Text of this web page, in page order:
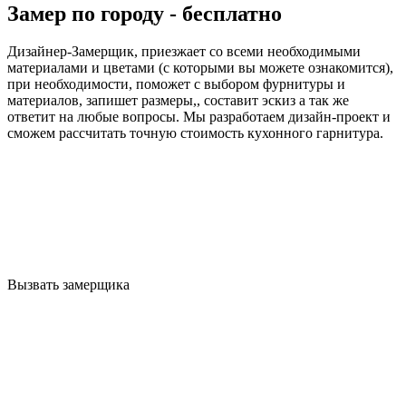
Замер по городу - бесплатно
Дизайнер-Замерщик, приезжает со всеми необходимыми
материалами и цветами (с которыми вы можете ознакомится),
при необходимости, поможет с выбором фурнитуры и
материалов, запишет размеры,, составит эскиз а так же
ответит на любые вопросы. Мы разработаем дизайн-проект и
сможем рассчитать точную стоимость кухонного гарнитура.
Вызвать замерщика